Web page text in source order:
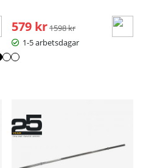
579 kr Ordinarie pris:
1598 kr
1-5 arbetsdagar